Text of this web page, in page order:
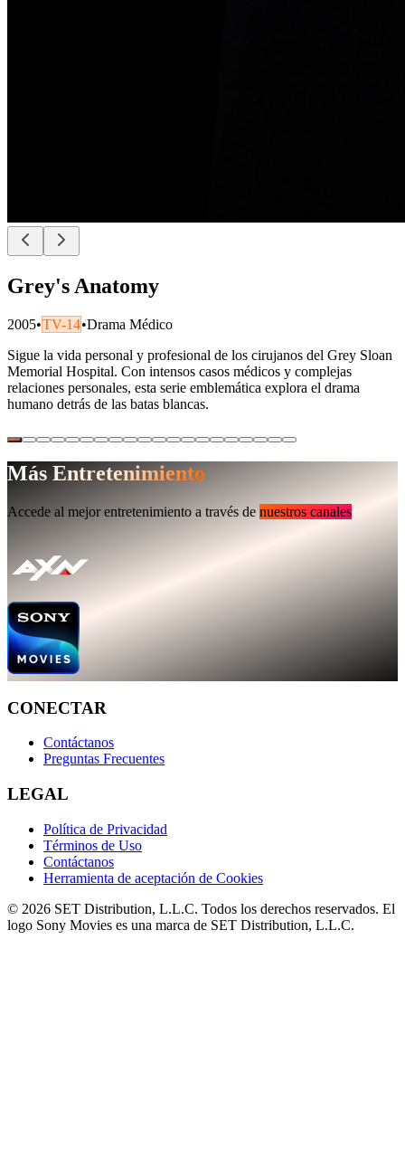
Grey's Anatomy
2005•TV-14•Drama Médico
Sigue la vida personal y profesional de los cirujanos del Grey Sloan
Memorial Hospital. Con intensos casos médicos y complejas
relaciones personales, esta serie emblemática explora el drama
humano detrás de las batas blancas.
Más Entretenimiento
Accede al mejor entretenimiento a través de nuestros canales
CONECTAR
Contáctanos
Preguntas Frecuentes
LEGAL
Política de Privacidad
Términos de Uso
Contáctanos
Herramienta de aceptación de Cookies
© 2026 SET Distribution, L.L.C. Todos los derechos reservados. El
logo Sony Movies es una marca de SET Distribution, L.L.C.